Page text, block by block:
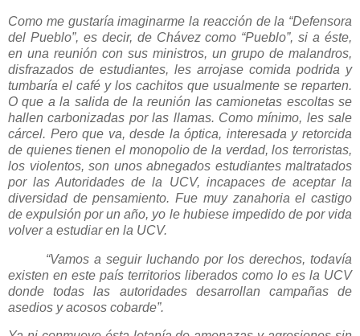
Como me gustaría imaginarme la reacción de la “Defensora
del Pueblo”, es decir, de Chávez como “Pueblo”, si a éste,
en una reunión con sus ministros, un grupo de malandros,
disfrazados de estudiantes, les arrojase comida podrida y
tumbaría el café y los cachitos que usualmente se reparten.
O que a la salida de la reunión las camionetas escoltas se
hallen carbonizadas por las llamas. Como mínimo, les sale
cárcel. Pero que va, desde la óptica, interesada y retorcida
de quienes tienen el monopolio de la verdad, los terroristas,
los violentos, son unos abnegados estudiantes maltratados
por las Autoridades de la UCV, incapaces de aceptar la
diversidad de pensamiento. Fue muy zanahoria el castigo
de expulsión por un año, yo le hubiese impedido de por vida
volver a estudiar en la UCV.
“Vamos a seguir luchando por los derechos, todavía
existen en este país territorios liberados como lo es la UCV
donde todas las autoridades desarrollan campañas de
asedios y acosos cobarde”.